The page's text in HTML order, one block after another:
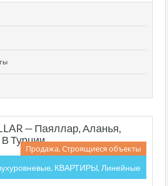
— Паяллар, Аланья,
Турции
Продажа, Строящиеся объекты
КВАРТИРЫ, Линейные